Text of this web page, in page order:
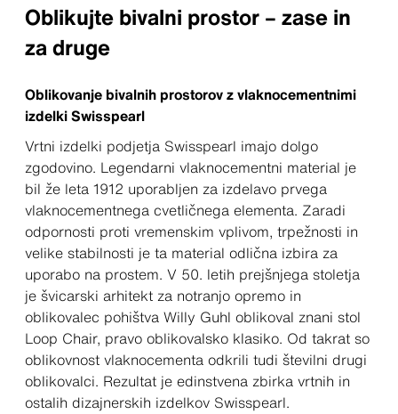
Oblikujte bivalni prostor – zase in
za druge
Oblikovanje bivalnih prostorov z vlaknocementnimi
izdelki Swisspearl
Vrtni izdelki podjetja Swisspearl imajo dolgo
zgodovino. Legendarni vlaknocementni material je
bil že leta 1912 uporabljen za izdelavo prvega
vlaknocementnega cvetličnega elementa. Zaradi
odpornosti proti vremenskim vplivom, trpežnosti in
velike stabilnosti je ta material odlična izbira za
uporabo na prostem. V 50. letih prejšnjega stoletja
je švicarski arhitekt za notranjo opremo in
oblikovalec pohištva Willy Guhl oblikoval znani stol
Loop Chair, pravo oblikovalsko klasiko. Od takrat so
oblikovnost vlaknocementa odkrili tudi številni drugi
oblikovalci. Rezultat je edinstvena zbirka vrtnih in
ostalih dizajnerskih izdelkov Swisspearl.